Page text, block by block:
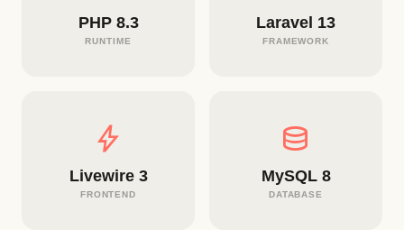
PHP 8.3
RUNTIME
Laravel 13
FRAMEWORK
bolt
Livewire 3
FRONTEND
database
MySQL 8
DATABASE